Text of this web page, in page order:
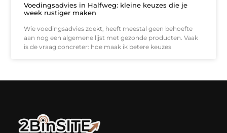
Voedingsadvies in Halfweg: kleine keuzes die je
week rustiger maken
Wie voedingsadvies zoekt, heeft meestal geen behoefte
aan nog een algemene lijst met gezonde producten. Vaak
is de vraag concreter: hoe maak ik betere keuzes